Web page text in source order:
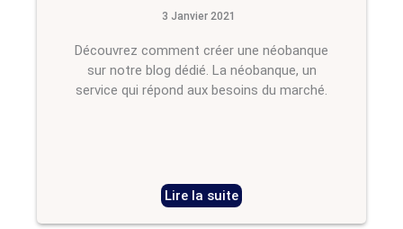
3 Janvier 2021
Découvrez comment créer une néobanque
sur notre blog dédié. La néobanque, un
service qui répond aux besoins du marché.
Lire la suite